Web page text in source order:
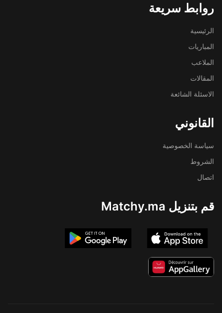
روابط سريعة
الرئيسية
المباريات
الملاعب
المقالات
الاسئلة الشائعة
القانوني
سياسة الخصوصية
الشروط
اتصال
قم بتنزيل Matchy.ma